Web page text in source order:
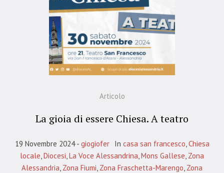
Articolo
La gioia di essere Chiesa. A teatro
19 Novembre 2024 giogiofer In casa san francesco Chiesa
locale Diocesi La Voce Alessandrina Mons Gallese Zona
Alessandria Zona Fiumi Zona Fraschetta-Marengo Zona